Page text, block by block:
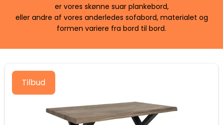
er vores skønne suar plankebord,
eller andre af vores anderledes sofabord, materialet og
formen variere fra bord til bord.
Tilbud